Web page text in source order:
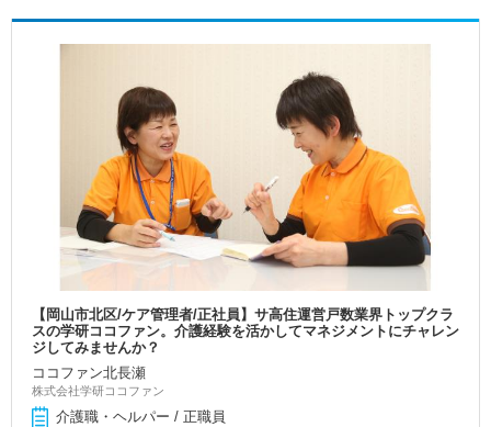
【岡山市北区/ケア管理者/正社員】サ高住運営戸数業界トップクラ
スの学研ココファン。介護経験を活かしてマネジメントにチャレン
ジしてみませんか？
ココファン北長瀬
株式会社学研ココファン
介護職・ヘルパー / 正職員